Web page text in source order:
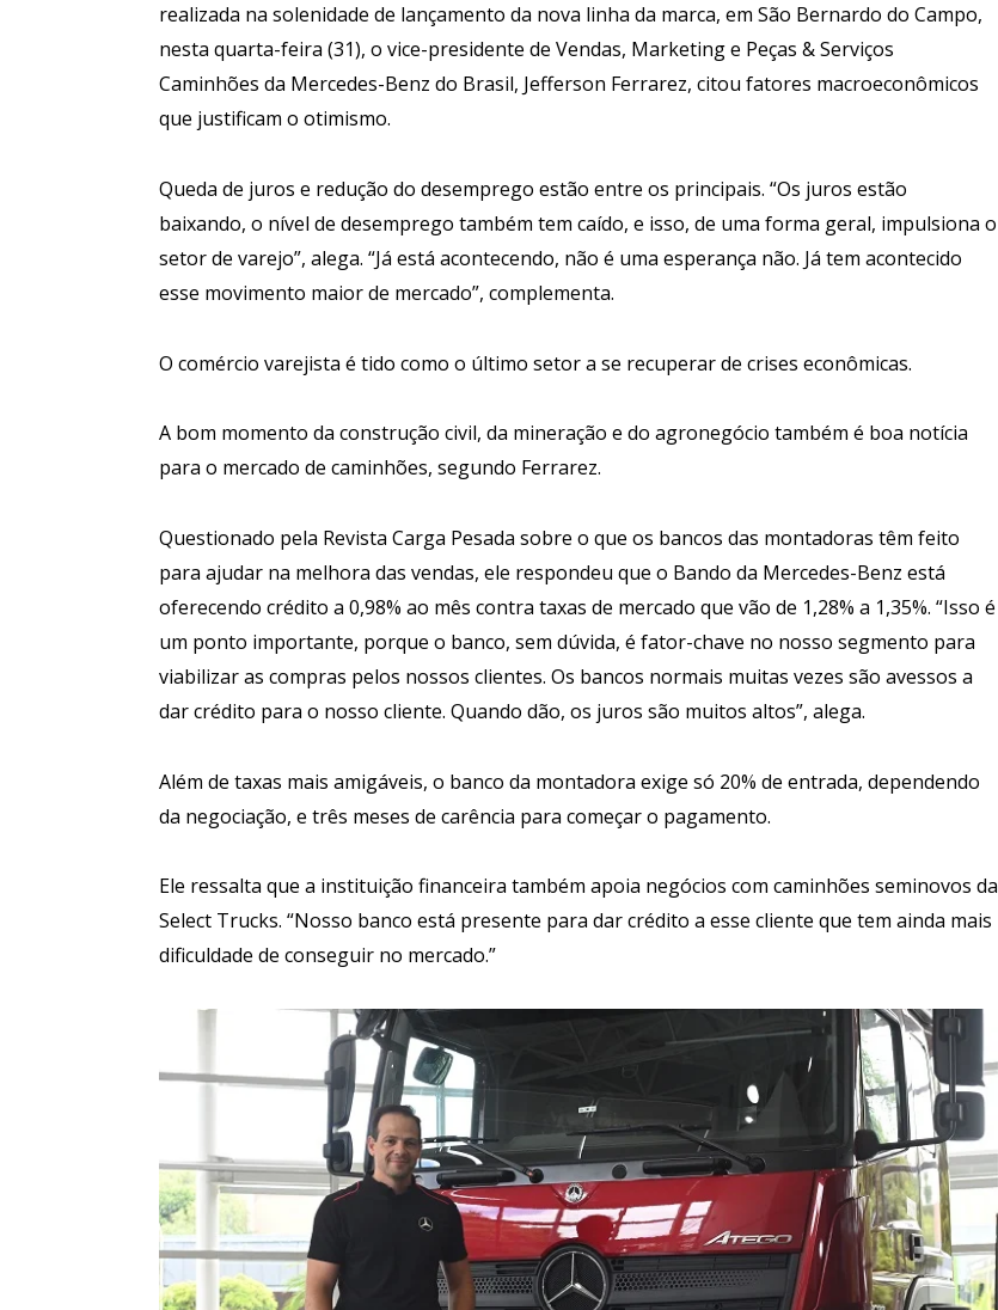
realizada na solenidade de lançamento da nova linha da marca, em São Bernardo do Campo,
nesta quarta-feira (31), o vice-presidente de Vendas, Marketing e Peças & Serviços
Caminhões da Mercedes-Benz do Brasil, Jefferson Ferrarez, citou fatores macroeconômicos
que justificam o otimismo.
Queda de juros e redução do desemprego estão entre os principais. “Os juros estão
baixando, o nível de desemprego também tem caído, e isso, de uma forma geral, impulsiona o
setor de varejo”, alega. “Já está acontecendo, não é uma esperança não. Já tem acontecido
esse movimento maior de mercado”, complementa.
O comércio varejista é tido como o último setor a se recuperar de crises econômicas.
A bom momento da construção civil, da mineração e do agronegócio também é boa notícia
para o mercado de caminhões, segundo Ferrarez.
Questionado pela Revista Carga Pesada sobre o que os bancos das montadoras têm feito
para ajudar na melhora das vendas, ele respondeu que o Bando da Mercedes-Benz está
oferecendo crédito a 0,98% ao mês contra taxas de mercado que vão de 1,28% a 1,35%. “Isso é
um ponto importante, porque o banco, sem dúvida, é fator-chave no nosso segmento para
viabilizar as compras pelos nossos clientes. Os bancos normais muitas vezes são avessos a
dar crédito para o nosso cliente. Quando dão, os juros são muitos altos”, alega.
Além de taxas mais amigáveis, o banco da montadora exige só 20% de entrada, dependendo
da negociação, e três meses de carência para começar o pagamento.
Ele ressalta que a instituição financeira também apoia negócios com caminhões seminovos da
Select Trucks. “Nosso banco está presente para dar crédito a esse cliente que tem ainda mais
dificuldade de conseguir no mercado.”